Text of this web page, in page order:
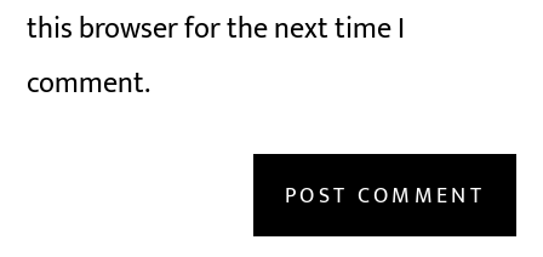
this browser for the next time I
comment.